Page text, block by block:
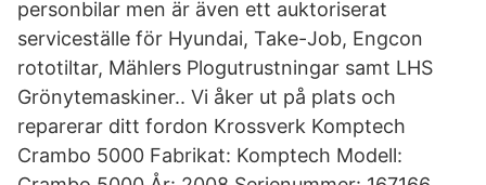
personbilar men är även ett auktoriserat
serviceställe för Hyundai, Take-Job, Engcon
rototiltar, Mählers Plogutrustningar samt LHS
Grönytemaskiner.. Vi åker ut på plats och
reparerar ditt fordon Krossverk Komptech
Crambo 5000 Fabrikat: Komptech Modell: